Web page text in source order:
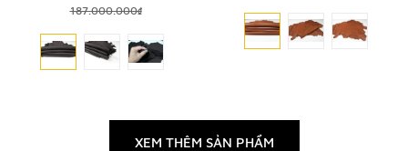
187.000.000₫
XEM THÊM SẢN PHẨM